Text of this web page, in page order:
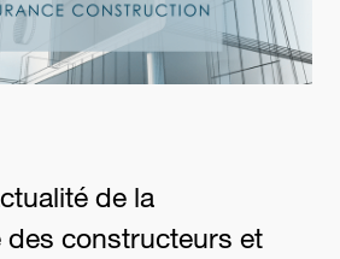
de la
constructeurs et